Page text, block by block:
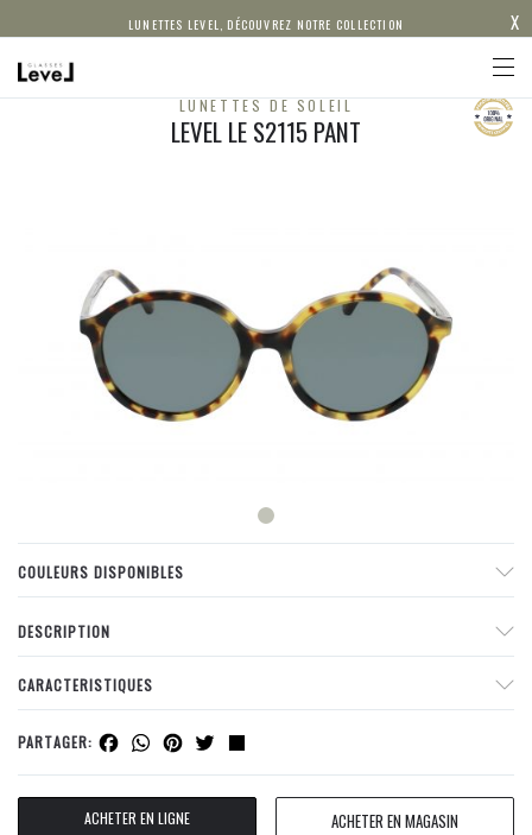
LUNETTES LEVEL, DÉCOUVREZ NOTRE COLLECTION X
LUNETTES DE SOLEIL
LEVEL LE S2115 PANT
COULEURS DISPONIBLES
DESCRIPTION
CARACTERISTIQUES
PARTAGER: Facebook
WhatsApp
Pinterest
Twitter
ACHETER EN LIGNE ACHETER EN MAGASIN